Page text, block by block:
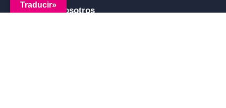
Trabaja con nosotros
Traducir»